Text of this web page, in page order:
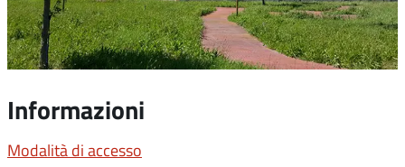
Informazioni
Modalità di accesso